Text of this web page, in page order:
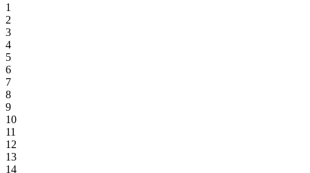
1
2
3
4
5
6
7
8
9
10
11
12
13
14